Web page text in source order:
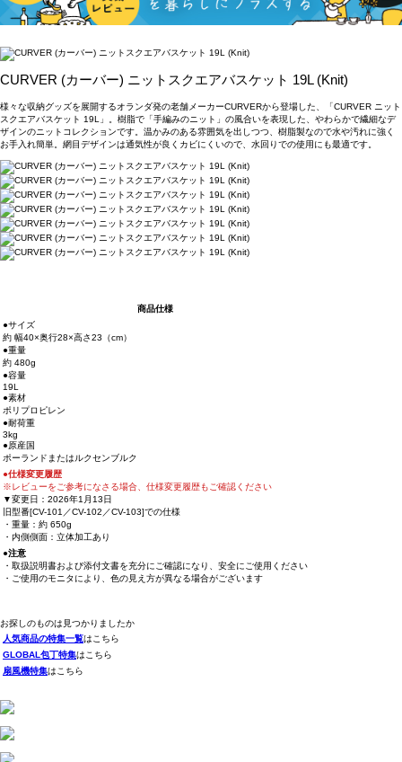
CURVER (カーバー) ニットスクエアバスケット 19L (Knit)
様々な収納グッズを展開するオランダ発の老舗メーカーCURVERから登場した、「CURVER ニット
スクエアバスケット 19L」。樹脂で「手編みのニット」の風合いを表現した、やわらかで繊細なデ
ザインのニットコレクションです。温かみのある雰囲気を出しつつ、樹脂製なので水や汚れに強く
お手入れ簡単。網目デザインは通気性が良くカビにくいので、水回りでの使用にも最適です。
商品仕様
●サイズ
約 幅40×奥行28×高さ23（cm）
●重量
約 480g
●容量
19L
●素材
ポリプロピレン
●耐荷重
3kg
●原産国
ポーランドまたはルクセンブルク
●仕様変更履歴
※レビューをご参考になさる場合、仕様変更履歴もご確認ください
▼変更日：2026年1月13日
旧型番[CV-101／CV-102／CV-103]での仕様
・重量：約 650g
・内側側面：立体加工あり
●注意
・取扱説明書および添付文書を充分にご確認になり、安全にご使用ください
・ご使用のモニタにより、色の見え方が異なる場合がございます
お探しのものは見つかりましたか
人気商品の特集一覧はこちら
GLOBAL包丁特集はこちら
扇風機特集はこちら